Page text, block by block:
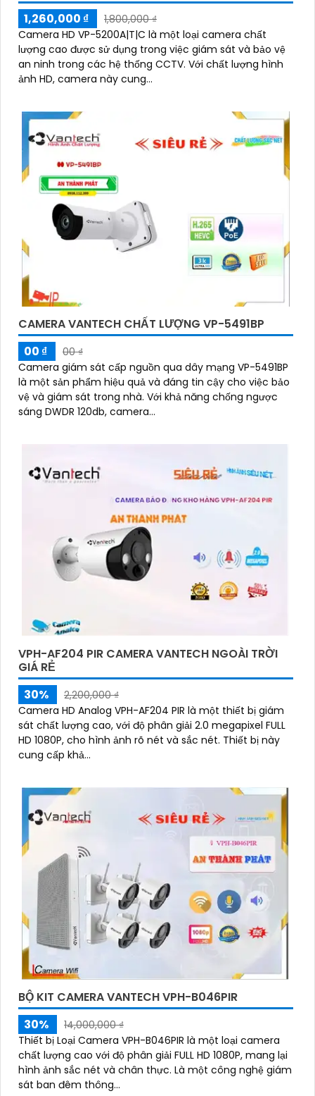
1,260,000 ₫
1,800,000 ₫
Camera HD VP-5200A|T|C là một loại camera chất
lượng cao được sử dụng trong việc giám sát và bảo vệ
an ninh trong các hệ thống CCTV. Với chất lượng hình
ảnh HD, camera này cung...
CAMERA VANTECH CHẤT LƯỢNG VP-5491BP
00 ₫
00 ₫
Camera giám sát cấp nguồn qua dây mạng VP-5491BP
là một sản phẩm hiệu quả và đáng tin cậy cho việc bảo
vệ và giám sát trong nhà. Với khả năng chống ngược
sáng DWDR 120db, camera...
VPH-AF204 PIR CAMERA VANTECH NGOÀI TRỜI
GIÁ RẺ
30%
2,200,000 ₫
Camera HD Analog VPH-AF204 PIR là một thiết bị giám
sát chất lượng cao, với độ phân giải 2.0 megapixel FULL
HD 1080P, cho hình ảnh rõ nét và sắc nét. Thiết bị này
cung cấp khả...
BỘ KIT CAMERA VANTECH VPH-B046PIR
30%
14,000,000 ₫
Thiết bị Loại Camera VPH-B046PIR là một loại camera
chất lượng cao với độ phân giải FULL HD 1080P, mang lại
hình ảnh sắc nét và chân thực. Là một công nghệ giám
sát ban đêm thông...